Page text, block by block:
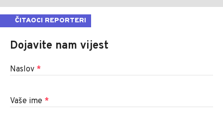
ČITAOCI REPORTERI
Dojavite nam vijest
Naslov *
Vaše ime *